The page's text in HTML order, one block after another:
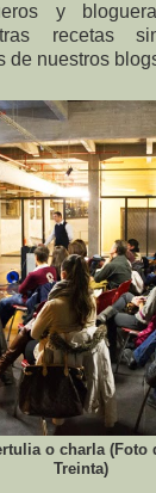
y
recetas
de nuestros
o charla (Foto
Treinta)